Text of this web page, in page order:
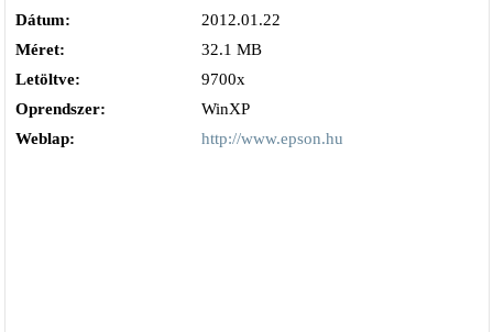
Dátum:
2012.01.22
Méret:
32.1 MB
Letöltve:
9700x
Oprendszer:
WinXP
Weblap:
http://www.epson.hu